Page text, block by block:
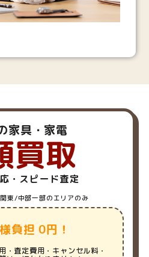
家具・家電
買取
・スピード査定
東/中部一部のエリアのみ
負担 0円！
・査定費用・キャンセル料・